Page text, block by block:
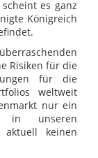
es ganz
Königreich
Risiken für die
für die
weltweit
nur ein
in unseren
keinen